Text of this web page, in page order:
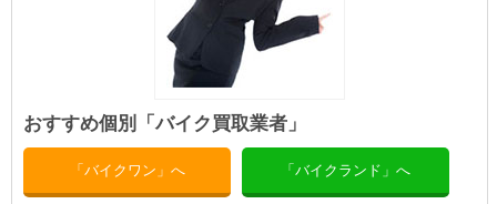
おすすめ個別「バイク買取業者」
「バイクワン」へ 「バイクランド」へ